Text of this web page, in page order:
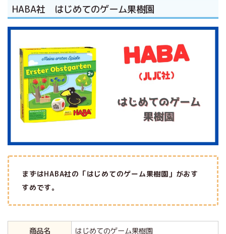
HABA社 はじめてのゲーム果樹園
まずはHABA社の「はじめてのゲーム果樹園」がおす
すめです。
商品名 はじめてのゲーム果樹園